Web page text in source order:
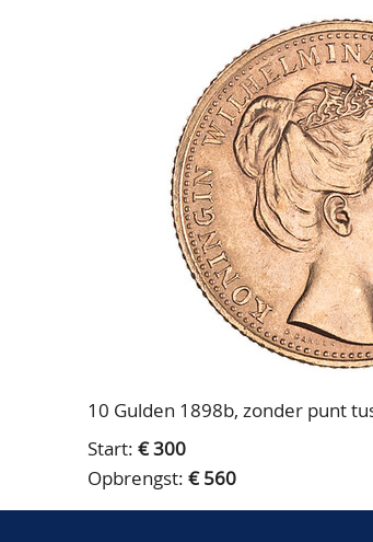
10 Gulden 1898b, zonder punt
Start: € 300
Opbrengst: € 560